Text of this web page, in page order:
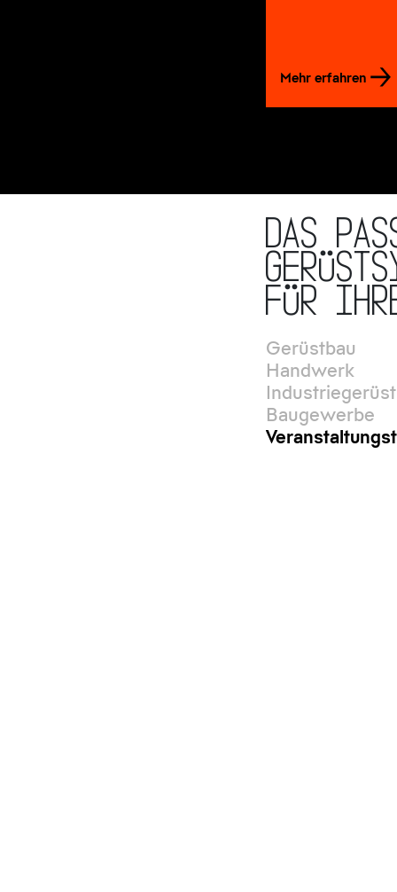
Mehr erfahren
Das
für
Gerüstbau
Handwerk
Baugewerbe